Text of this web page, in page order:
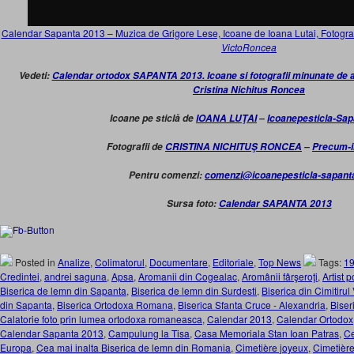
Calendar Sapanta 2013 – Muzica de Grigore Lese, Icoane de Ioana Lutai,
VictoRoncea
Vedeti: Calendar ortodox SAPANTA 2013. Icoane si fotografii minunate de
Cristina Nichitus Roncea
Icoane pe sticlă deIOANA LUŢAI–Icoanepesticla-
Fotografii de CRISTINA NICHITUŞ RONCEA –Precum-
Pentru comenzi:comenzi@icoanepesticla-
Sursa foto: Calendar SAPANTA 2013
Posted in Analize, Colimatorul, Documentare, Editoriale, Top News Tags:
Credintei, andrei saguna, Apsa, Aromanii din Cogealac, Aromânii fârşeroţi, Artist
Biserica de lemn din Sapanta, Biserica de lemn din Surdesti, Biserica din Cimitirul
din Sapanta, Biserica Ortodoxa Romana, Biserica Sfanta Cruce - Alexandria,
Calatorie foto prin lumea ortodoxa romaneasca, Calendar 2013, Calendar Ortodox
Calendar Sapanta 2013, Campulung la Tisa, Casa Memoriala Stan Ioan Patras,
Europa, Cea mai inalta Biserica de lemn din Romania, Cimetière joyeux,